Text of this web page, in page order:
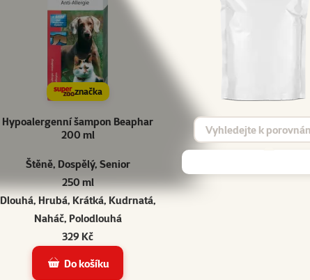
značka
Hypoalergenní šampon Beaphar
200 ml
Vyhledat produkt
Štěně, Dospělý, Senior
250 ml
Dlouhá, Hrubá, Krátká, Kudrnatá,
Naháč, Polodlouhá
329 Kč
Do košíku